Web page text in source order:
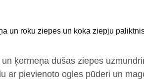
un roku ziepes un koka ziepju
ķermeņa dušas ziepes
ar pievienoto ogles pūderi un